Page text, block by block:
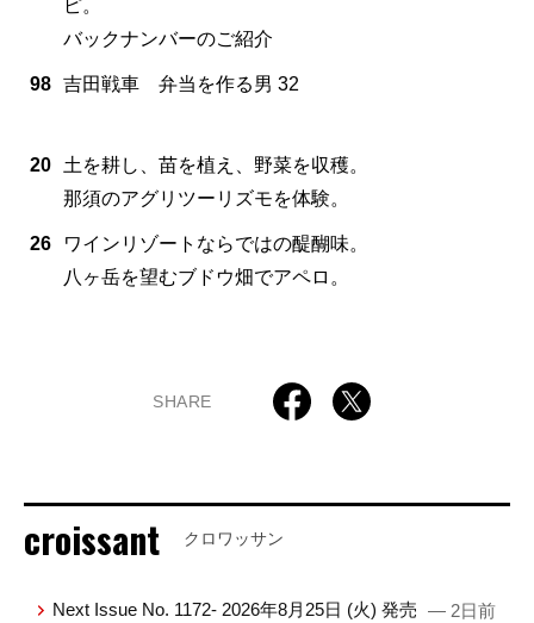
ピ。
バックナンバーのご紹介
98 吉田戦車 弁当を作る男 32
20
土を耕し、苗を植え、野菜を収穫。
那須のアグリツーリズモを体験。
26
ワインリゾートならではの醍醐味。
八ヶ岳を望むブドウ畑でアペロ。
SHARE
croissant クロワッサン
Next Issue No. 1172- 2026年8月25日 (火) 発売 — 2日前